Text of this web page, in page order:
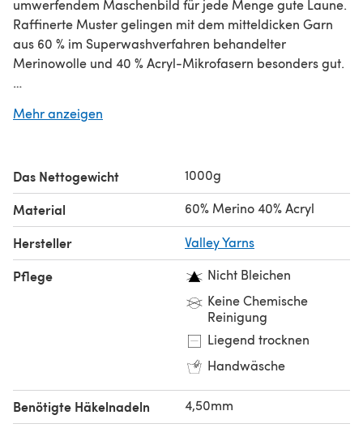
umwerfendem Maschenbild für jede Menge gute Laune.
Raffinerte Muster gelingen mit dem mitteldicken Garn
aus 60 % im Superwashverfahren behandelter
Merinowolle und 40 % Acryl-Mikrofasern besonders gut.
Mehr anzeigen
Das Nettogewicht 1000g
Material 60% Merino 40% Acryl
Hersteller Valley Yarns
Pflege
Nicht Bleichen
Keine Chemische
Reinigung
Liegend trocknen
Handwäsche
Benötigte Häkelnadeln 4,50mm